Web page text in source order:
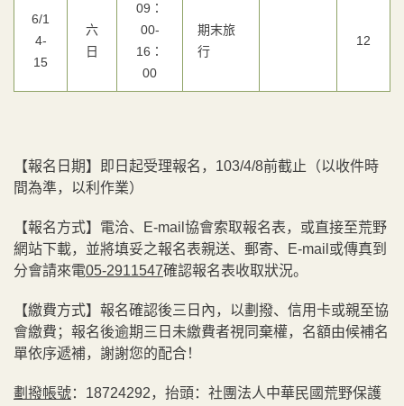
6/1
4-
15
六
日
09：
00-
16：
00
期末旅
行
12
【報名日期】即日起受理報名，103/4/8前截止（以收件時
間為準，以利作業）
【報名方式】電洽、E-mail協會索取報名表，或直接至荒野
網站下載，並將填妥之報名表親送、郵寄、E-mail或傳真到
分會請來電05-2911547確認報名表收取狀況。
【繳費方式】報名確認後三日內，以劃撥、信用卡或親至協
會繳費；報名後逾期三日未繳費者視同棄權，名額由候補名
單依序遞補，謝謝您的配合！
劃撥帳號：18724292，抬頭：社團法人中華民國荒野保護